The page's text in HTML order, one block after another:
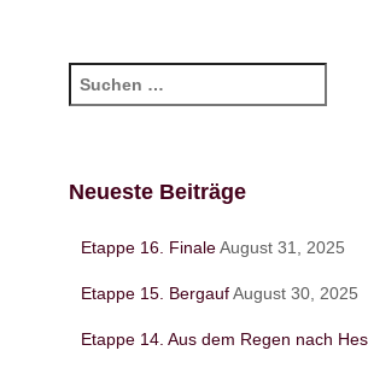
u
eNeueste Beiträge
Etappe 16. FinaleAugust 31, 2025
Etappe 15. BergaufAugust 30, 2025
Etappe 14. Aus dem Regen nach